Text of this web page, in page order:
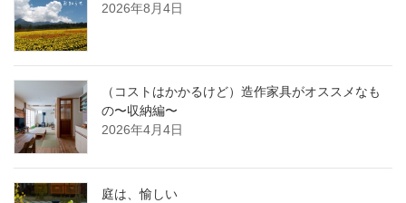
2026年8月4日
（コストはかかるけど）造作家具がオススメなも
の〜収納編〜
2026年4月4日
庭は、愉しい